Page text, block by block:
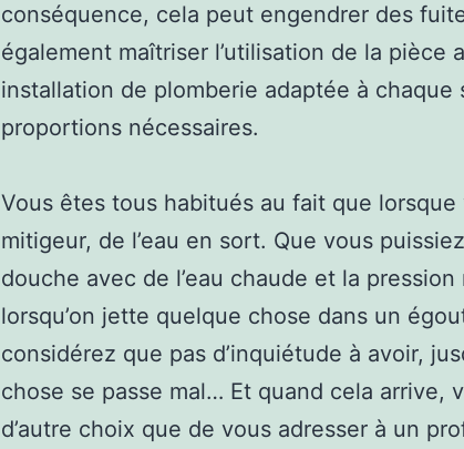
conséquence, cela peut engendrer des
également maîtriser l’utilisation de la pièce
installation de plomberie adaptée à chaque
proportions nécessaires.
Vous êtes tous habitués au fait que
mitigeur, de l’eau en sort. Que vous
douche avec de l’eau chaude et la pression
lorsqu’on jette quelque chose dans un
considérez que pas d’inquiétude à avoir,
chose se passe mal… Et quand cela arrive,
d’autre choix que de vous adresser à un